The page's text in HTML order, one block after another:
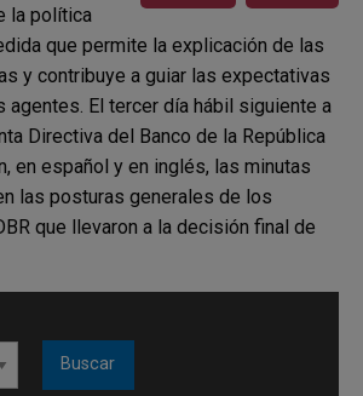
la política
que permite la explicación de las
y contribuye a guiar las expectativas
agentes. El tercer día hábil siguiente a
Directiva del Banco de la República
en español y en inglés, las minutas
las posturas generales de los
que llevaron a la decisión final de